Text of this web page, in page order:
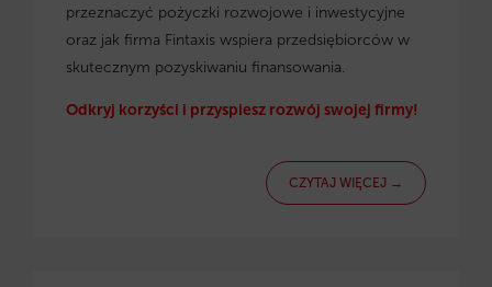
przeznaczyć pożyczki rozwojowe i inwestycyjne
oraz jak firma Fintaxis wspiera przedsiębiorców w
skutecznym pozyskiwaniu finansowania.
Odkryj korzyści i przyspiesz rozwój swojej firmy!
CZYTAJ WIĘCEJ →